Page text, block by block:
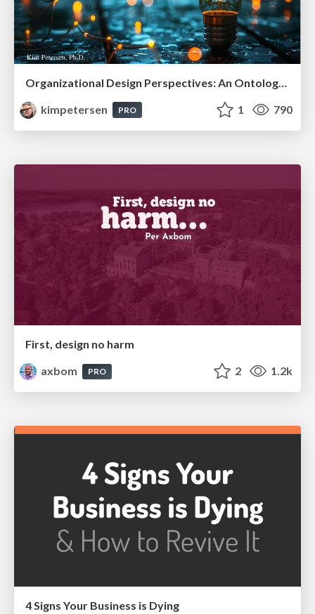
kimpetersen
PRO 1 790
First, design no harm
axbom
PRO 2 1.2k
4 Signs Your Business is Dying